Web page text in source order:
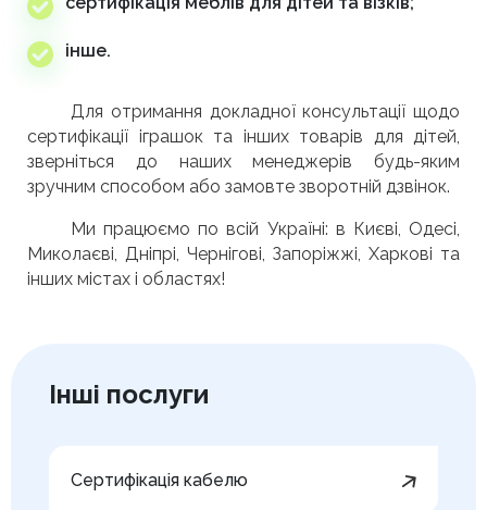
інше.
Для отримання докладної консультації щодо
сертифікації іграшок та інших товарів для дітей,
зверніться до наших менеджерів будь-яким
зручним способом або замовте зворотній дзвінок.
Ми працюємо по всій Україні: в Києві, Одесі,
Миколаєві, Дніпрі, Чернігові, Запоріжжі, Харкові та
інших містах і областях!
Інші послуги
Сертифікація кабелю